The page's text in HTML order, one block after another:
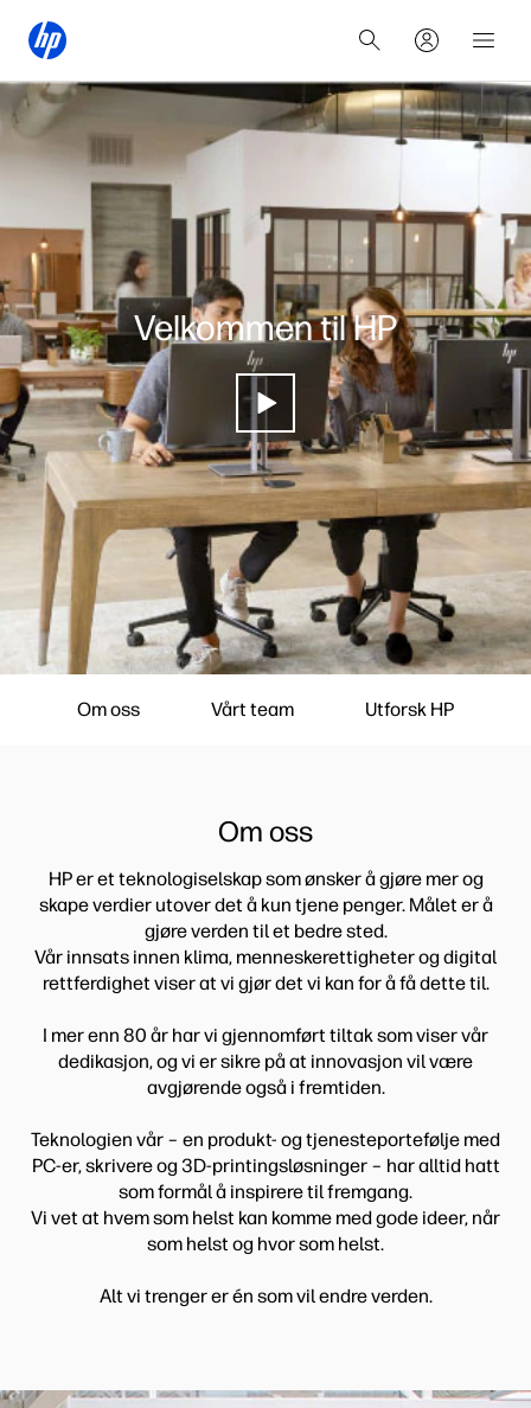
Velkommen til HP
Om oss Vårt team Utforsk HP
Om oss
HP er et teknologiselskap som ønsker å gjøre mer og
skape verdier utover det å kun tjene penger. Målet er å
gjøre verden til et bedre sted.
Vår innsats innen klima, menneskerettigheter og digital
rettferdighet viser at vi gjør det vi kan for å få dette til.
I mer enn 80 år har vi gjennomført tiltak som viser vår
dedikasjon, og vi er sikre på at innovasjon vil være
avgjørende også i fremtiden.
Teknologien vår – en produkt- og tjenesteportefølje med
PC-er, skrivere og 3D-printingsløsninger – har alltid hatt
som formål å inspirere til fremgang.
Vi vet at hvem som helst kan komme med gode ideer, når
som helst og hvor som helst.
Alt vi trenger er én som vil endre verden.